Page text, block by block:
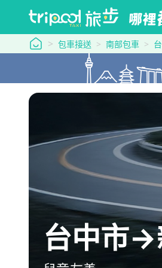
tripool 旅步
包車接送 南部包車
台中市→